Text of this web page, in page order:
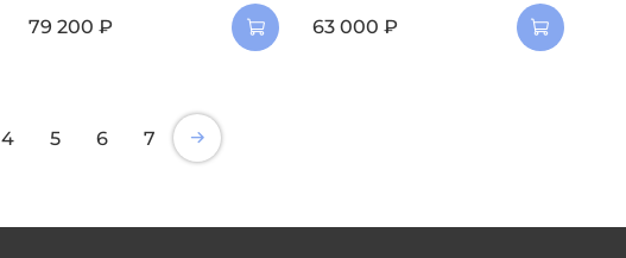
79 200 ₽ 63 000 ₽
4 5 6 7